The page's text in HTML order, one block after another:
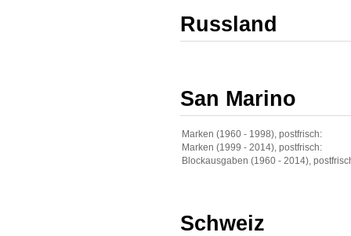
Russland
San Marino
Marken (1960 - 1998), postfrisch:
Marken (1999 - 2014), postfrisch:
Blockausgaben (1960 - 2014),
Schweiz